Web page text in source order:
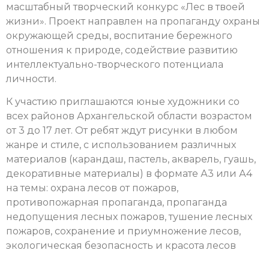
масштабный творческий конкурс «Лес в твоей
жизни». Проект направлен на пропаганду охраны
окружающей среды, воспитание бережного
отношения к природе, содействие развитию
интеллектуально-творческого потенциала
личности.
К участию приглашаются юные художники со
всех районов Архангельской области возрастом
от 3 до 17 лет. От ребят ждут рисунки в любом
жанре и стиле, с использованием различных
материалов (карандаш, пастель, акварель, гуашь,
декоративные материалы) в формате А3 или А4
на темы: охрана лесов от пожаров,
противопожарная пропаганда, пропаганда
недопущения лесных пожаров, тушение лесных
пожаров, сохранение и приумножение лесов,
экологическая безопасность и красота лесов